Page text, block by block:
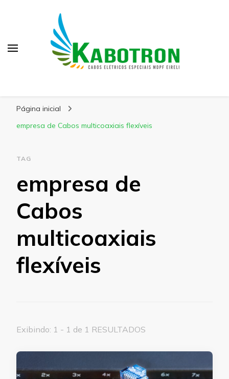
Página inicial
empresa de Cabos multicoaxiais flexíveis
TAG
empresa de
Cabos
multicoaxiais
flexíveis
Exibindo: 1 - 1 de 1 RESULTADOS